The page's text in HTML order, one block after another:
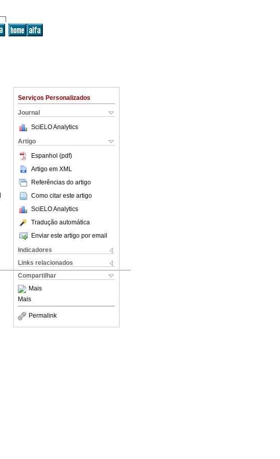
Serviços Personalizados
Journal
SciELO Analytics
Artigo
Espanhol (pdf)
Artigo em XML
Referências do artigo
Como citar este artigo
SciELO Analytics
Tradução automática
Enviar este artigo por email
Indicadores
Links relacionados
Compartilhar
Mais
Mais
Permalink